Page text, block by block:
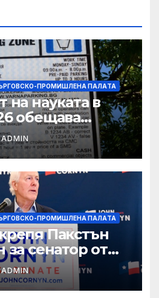
ПРОМИШЛЕНА ПАЛAТА
на науката в
обещава
иновации
ADMIN
ПРОМИШЛЕНА ПАЛAТА
Пакстън
сенатор от
ADMIN